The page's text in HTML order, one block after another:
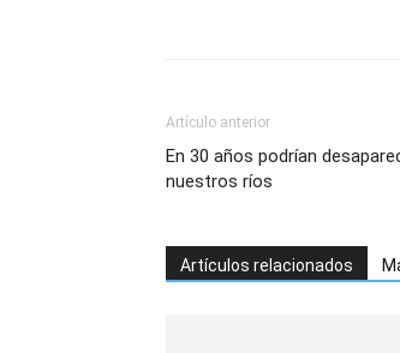
Artículo anterior
En 30 años podrían
nuestros ríos
Artículos relacionados